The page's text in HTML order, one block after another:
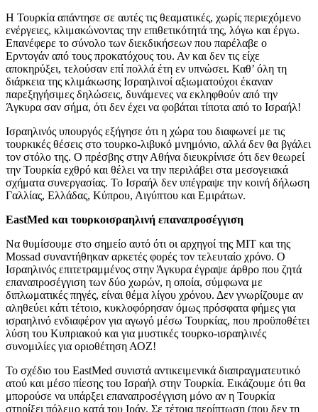
Η Τουρκία απάντησε σε αυτές τις θεαματικές, χωρίς περιεχόμενο
ενέργειες, κλιμακώνοντας την επιθετικότητά της, λόγω και έργω.
Επανέφερε το σύνολο των διεκδικήσεων που παρέλαβε ο
Ερντογάν από τους προκατόχους του. Αν και δεν τις είχε
αποκηρύξει, τελούσαν επί πολλά έτη εν υπνώσει. Καθ’ όλη τη
διάρκεια της κλιμάκωσης Ισραηλινοί αξιωματούχοι έκαναν
παρεξηγήσιμες δηλώσεις, δυνάμενες να εκληφθούν από την
Άγκυρα σαν σήμα, ότι δεν έχει να φοβάται τίποτα από το Ισραήλ!
Ισραηλινός υπουργός εξήγησε ότι η χώρα του διαφωνεί με τις
τουρκικές θέσεις στο τουρκο-λιβυκό μνημόνιο, αλλά δεν θα βγάλει
τον στόλο της. Ο πρέσβης στην Αθήνα διευκρίνισε ότι δεν θεωρεί
την Τουρκία εχθρό και θέλει να την περιλάβει στα μεσογειακά
σχήματα συνεργασίας. Το Ισραήλ δεν υπέγραψε την κοινή δήλωση
Γαλλίας, Ελλάδας, Κύπρου, Αιγύπτου και Εμιράτων.
EastMed και τουρκοισραηλινή επαναπροσέγγιση
Να θυμίσουμε στο σημείο αυτό ότι οι αρχηγοί της ΜΙΤ και της
Mossad συναντήθηκαν αρκετές φορές τον τελευταίο χρόνο. Ο
Ισραηλινός επιτετραμμένος στην Άγκυρα έγραψε άρθρο που ζητά
επαναπροσέγγιση των δύο χωρών, η οποία, σύμφωνα με
διπλωματικές πηγές, είναι θέμα λίγου χρόνου. Δεν γνωρίζουμε αν
αληθεύει κάτι τέτοιο, κυκλοφόρησαν όμως πρόσφατα φήμες για
ισραηλινό ενδιαφέρον για αγωγό μέσω Τουρκίας, που προϋποθέτει
λύση του Κυπριακού και για μυστικές τουρκο-ισραηλινές
συνομιλίες για οριοθέτηση ΑΟΖ!
Το σχέδιο του EastMed συνιστά αντικειμενικά διαπραγματευτικό
ατού και μέσο πίεσης του Ισραήλ στην Τουρκία. Εικάζουμε ότι θα
μπορούσε να υπάρξει επαναπροσέγγιση μόνο αν η Τουρκία
στηρίξει πόλεμο κατά του Ιράν. Σε τέτοια περίπτωση (που δεν τη